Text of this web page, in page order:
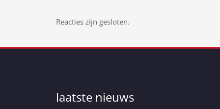
Reacties zijn gesloten.
laatste nieuws